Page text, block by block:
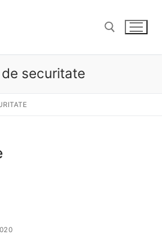
securitate